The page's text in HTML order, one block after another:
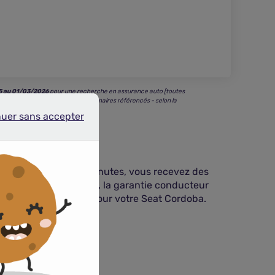
au 01/03/2026pour une recherche en assurance auto [toutes
plus bas parmi tous nos partenaires référencés - selon la
En quelques minutes, vous recevez des
zéro kilomètre, la garantie conducteur
de protection pour votre Seat Cordoba.
sans accepter
sans accepter